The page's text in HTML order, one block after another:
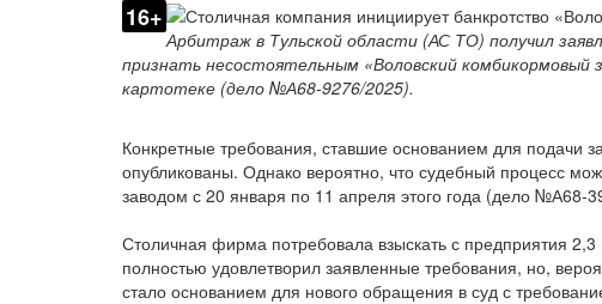
16+
Арбитраж в Тульской области (АС ТО) получил
признать несостоятельным «Воловский
картотеке (дело №А68-9276/2025).
Конкретные требования, ставшие основанием для подачи
опубликованы. Однако вероятно, что судебный процесс
заводом с 20 января по 11 апреля этого года (дело №А68-
Столичная фирма потребовала взыскать с предприятия
полностью удовлетворил заявленные требования, но,
стало основанием для нового обращения в суд с